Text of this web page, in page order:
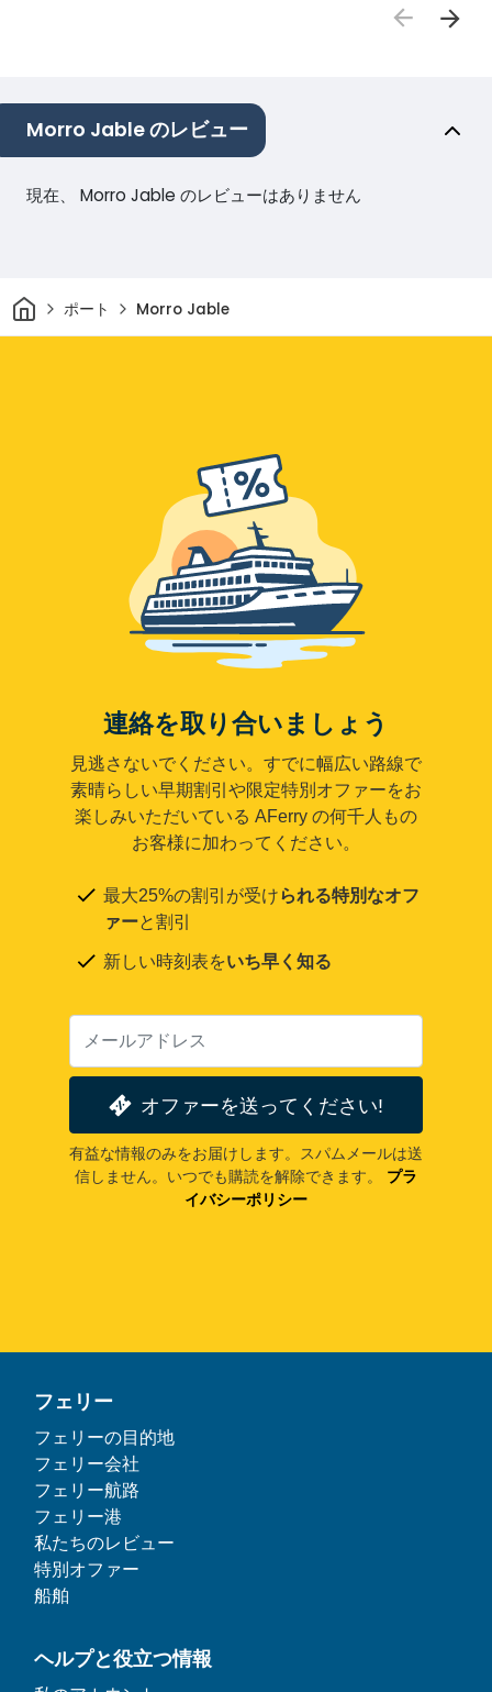
Morro Jable のレビュー
現在、 Morro Jable のレビューはありません
家 ポート Morro Jable
連絡を取り合いましょう
見逃さないでください。すでに幅広い路線で
素晴らしい早期割引や限定特別オファーをお
楽しみいただいている AFerry の何千人もの
お客様に加わってください。
最大25%の割引が受けられる特別なオフ
ァーと割引
新しい時刻表をいち早く知る
オファーを送ってください!
有益な情報のみをお届けします。スパムメールは送
信しません。いつでも購読を解除できます。
プラ
イバシーポリシー
フェリー
フェリーの目的地
フェリー会社
フェリー航路
フェリー港
私たちのレビュー
特別オファー
船舶
ヘルプと役立つ情報